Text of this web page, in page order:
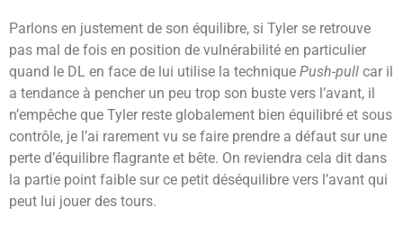
Parlons en justement de son équilibre, si Tyler se retrouve
pas mal de fois en position de vulnérabilité en particulier
quand le DL en face de lui utilise la technique Push-pull car il
a tendance à pencher un peu trop son buste vers l’avant, il
n’empêche que Tyler reste globalement bien équilibré et sous
contrôle, je l’ai rarement vu se faire prendre a défaut sur une
perte d’équilibre flagrante et bête. On reviendra cela dit dans
la partie point faible sur ce petit déséquilibre vers l’avant qui
peut lui jouer des tours.